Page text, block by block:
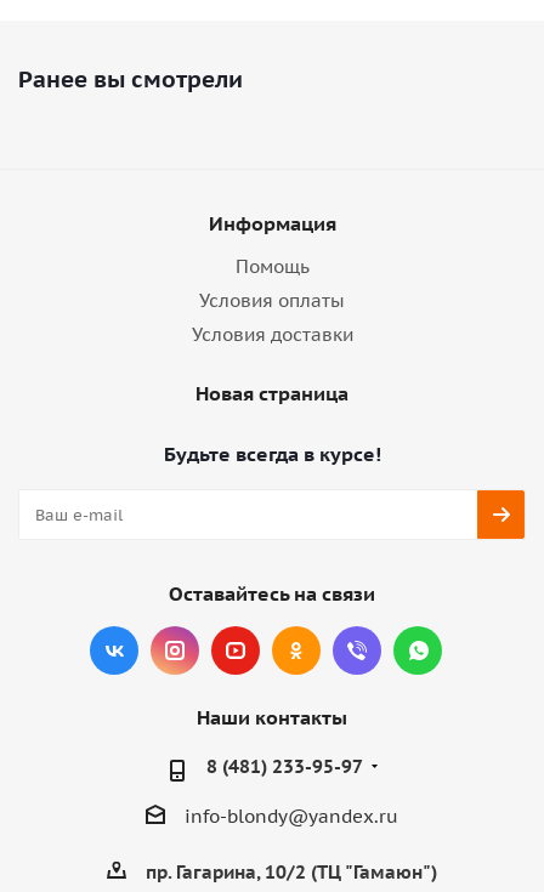
Ранее вы смотрели
Информация
Помощь
Условия оплаты
Условия доставки
Новая страница
Будьте всегда в курсе!
Оставайтесь на связи
Наши контакты
8 (481) 233-95-97
info-blondy@yandex.ru
пр. Гагарина, 10/2 (ТЦ "Гамаюн")